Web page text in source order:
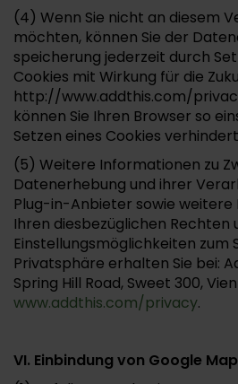
(4) Wenn Sie nicht an diesem
möchten, können Sie der
speicherung jederzeit durch
Cookies mit Wirkung für die
http://www.addthis.com/
können Sie Ihren Browser so
Setzen eines Cookies
(5) Weitere Informationen zu
Datenerhebung und ihrer
Plug-in-Anbieter sowie weitere
Ihren diesbezüglichen Rechten
Einstellungsmöglichkeiten zum
Privatsphäre erhalten Sie bei:
Spring Hill Road, Sweet 300,
www.addthis.com/privacy.
VI. Einbindung von Google